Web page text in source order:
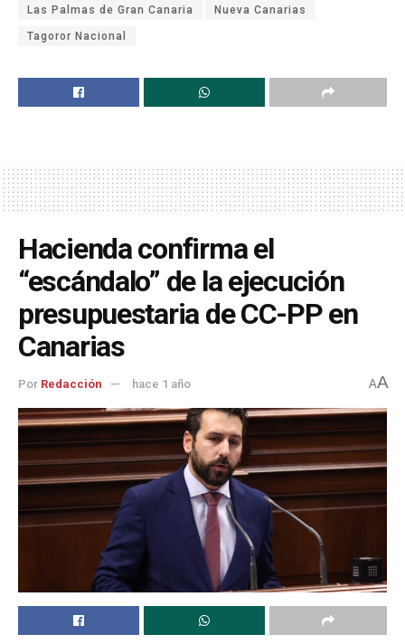
Las Palmas de Gran Canaria Nueva Canarias
Tagoror Nacional
Hacienda confirma el
“escándalo” de la ejecución
presupuestaria de CC-PP en
Canarias
Por Redacción hace 1 año AA